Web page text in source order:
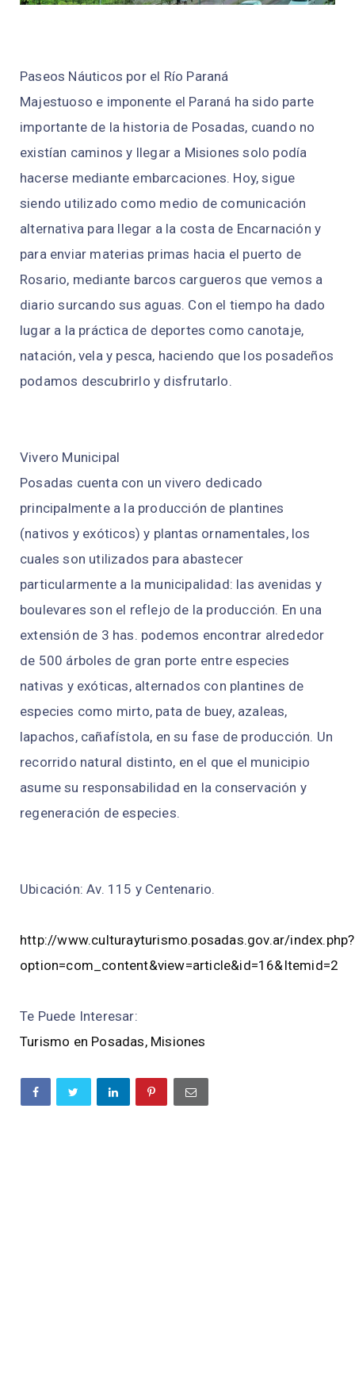
Paseos Náuticos por el Río Paraná
Majestuoso e imponente el Paraná ha sido parte
importante de la historia de Posadas, cuando no
existían caminos y llegar a Misiones solo podía
hacerse mediante embarcaciones. Hoy, sigue
siendo utilizado como medio de comunicación
alternativa para llegar a la costa de Encarnación y
para enviar materias primas hacia el puerto de
Rosario, mediante barcos cargueros que vemos a
diario surcando sus aguas. Con el tiempo ha dado
lugar a la práctica de deportes como canotaje,
natación, vela y pesca, haciendo que los posadeños
podamos descubrirlo y disfrutarlo.
Vivero Municipal
Posadas cuenta con un vivero dedicado
principalmente a la producción de plantines
(nativos y exóticos) y plantas ornamentales, los
cuales son utilizados para abastecer
particularmente a la municipalidad: las avenidas y
boulevares son el reflejo de la producción. En una
extensión de 3 has. podemos encontrar alrededor
de 500 árboles de gran porte entre especies
nativas y exóticas, alternados con plantines de
especies como mirto, pata de buey, azaleas,
lapachos, cañafístola, en su fase de producción. Un
recorrido natural distinto, en el que el municipio
asume su responsabilidad en la conservación y
regeneración de especies.
Ubicación: Av. 115 y Centenario.
http://www.culturayturismo.posadas.gov.ar/index.php?
option=com_content&view=article&id=16&Itemid=2
Te Puede Interesar:
Turismo en Posadas, Misiones